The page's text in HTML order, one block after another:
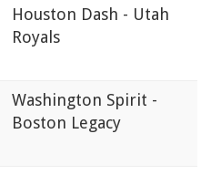
Houston Dash - Utah
Royals
Washington Spirit -
Boston Legacy